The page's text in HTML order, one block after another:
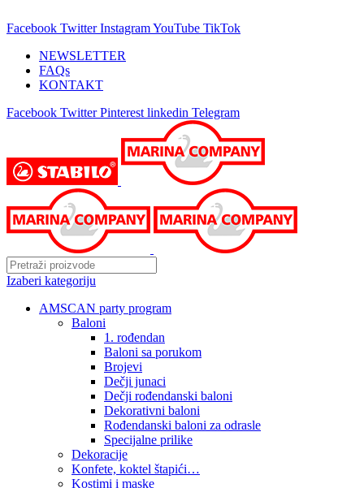
Facebook Twitter InstagramYouTube TikTok
NEWSLETTER
FAQs
KONTAKT
Facebook Twitter Pinterest linkedin Telegram
Izaberi kategoriju
AMSCAN party program
Baloni
1. rođendan
Baloni sa porukom
Brojevi
Dečji junaci
Dečji rođendanski baloni
Dekorativni baloni
Rođendanski baloni za odrasle
Specijalne prilike
Dekoracije
Konfete, koktel štapići…
Kostimi i maske